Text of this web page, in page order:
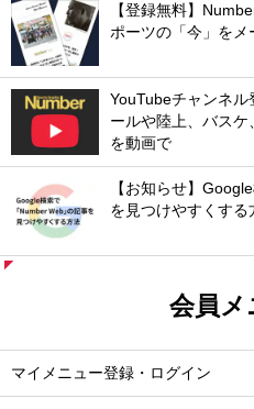
【登録無料】
ポーツの「今」をメ
YouTubeチャンネ
ールや陸上、バス
を動画で
【お知らせ】
を見つけやすくする
会員メ
マイメニュー登録・ログイン